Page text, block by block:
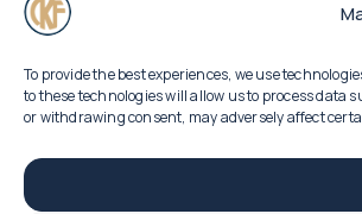
To provide the best experiences, we use
to these technologies will allow us to process data
or withdrawing consent, may adversely affect